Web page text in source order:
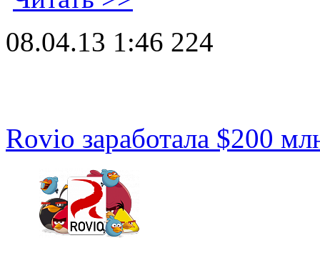
08.04.13 1:46 224
Rovio заработала $200